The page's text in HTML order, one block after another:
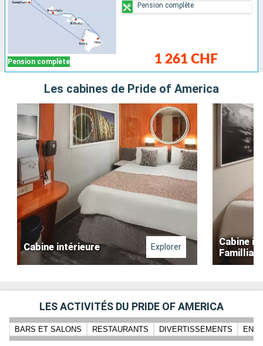
Pension complète 1 261 CHF
Pension complète
Les cabines de Pride of America
Cabine intérieure Explorer
Cabine
Familliale
LES ACTIVITÉS DU PRIDE OF AMERICA
BARS ET SALONS RESTAURANTS DIVERTISSEMENTS